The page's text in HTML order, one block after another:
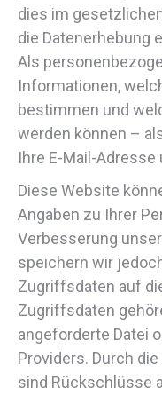
dies im
die Datenerhebung
Als
Informationen,
bestimmen und
werden können –
Ihre E-Mail-
Diese Website
Angaben zu Ihrer
Verbesserung
speichern wir
Zugriffsdaten auf
Zugriffsdaten
angeforderte Datei
Providers. Durch
sind Rückschlüsse